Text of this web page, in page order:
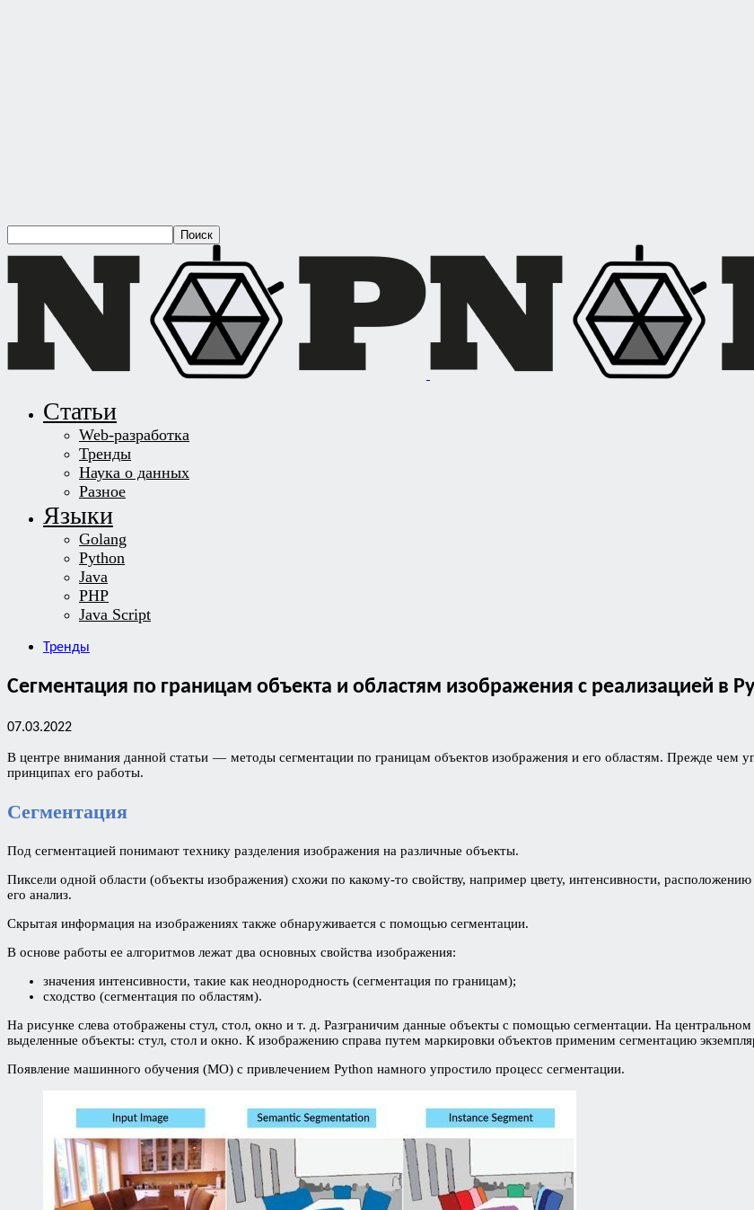
Статьи
Web-разработка
Тренды
Наука о данных
Разное
Языки
Golang
Python
Java
PHP
Java Script
Тренды
Сегментация по границам объекта и областям изображения с реализацией в
07.03.2022
В центре внимания данной статьи — методы сегментации по границам объектов изображения и его областям. Прежде чем
принципах его работы.
Сегментация
Под сегментацией понимают технику разделения изображения на различные объекты.
Пиксели одной области (объекты изображения) схожи по какому-то свойству, например цвету, интенсивности,
его анализ.
Скрытая информация на изображениях также обнаруживается с помощью сегментации.
В основе работы ее алгоритмов лежат два основных свойства изображения:
значения интенсивности, такие как неоднородность (сегментация по границам);
сходство (сегментация по областям).
На рисунке слева отображены стул, стол, окно и т. д. Разграничим данные объекты с помощью сегментации. На центральном
выделенные объекты: стул, стол и окно. К изображению справа путем маркировки объектов применим сегментацию
Появление машинного обучения (МО) с привлечением Python намного упростило процесс сегментации.